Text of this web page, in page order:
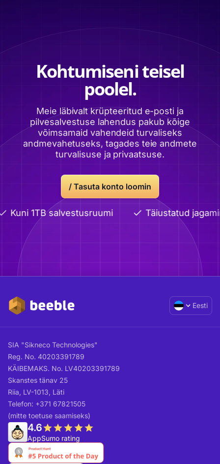
Kohtumiseni teisel
poolel.
Meie läbivalt krüpteeritud e-posti ja
pilvesalvestuse lahendus pakub kõige
võimsamaid vahendeid turvaliseks
andmevahetuseks, tagades teie andmete
turvalisuse ja privaatsuse.
/ Tasuta konto loomin
Kuni 1TB salvestusruumi Täiustatud
Eesti
SIA "Sikneco Technologies"
Reg. No. 40203391789
KÄIBEMAKS. No. LV40203391789
Skanstes tänav 25
Riia, LV-1013, Läti
Telefon: +371 67821505
(mitte toetuse saamiseks)
4.6
AppSumo rating